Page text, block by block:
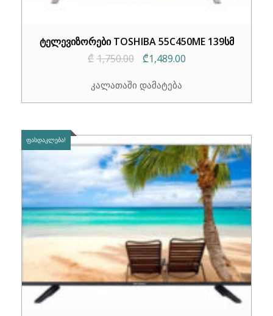
ტელევიზორები TOSHIBA 55C450ME 139სმ
₾ 1,750.00
Original
was:
₾1,489.00Current
კალათაში დამატება
ᲤᲐᲡᲓᲐᲙᲚᲔᲑᲐ!